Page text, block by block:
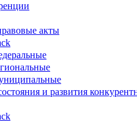
акты
и развития